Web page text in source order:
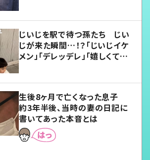
じいじを駅で待つ孫たち じい
じが来た瞬間…！？「じいじイケ
メン」「デレッデレ」「嬉しくて可
生後8ヶ月で亡くなった息子
約3年半後、当時の妻の日記に
書いてあった本音とは